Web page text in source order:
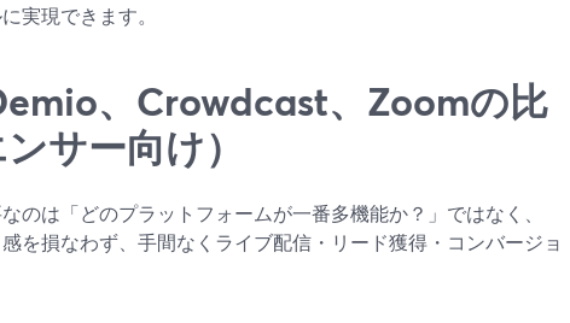
実現できます。
、Crowdcast、Zoomの比
サー向け）
のは「どのプラットフォームが一番多機能か？」ではなく、
を損なわず、手間なくライブ配信・リード獲得・コンバージョ